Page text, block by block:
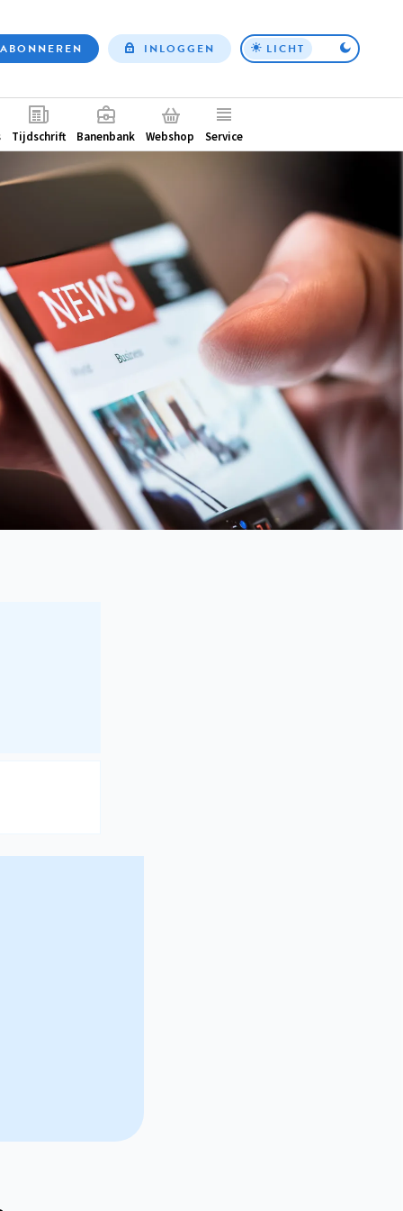
Top
ABONNEREN INLOGGEN LICHT
Tijdschrift Banenbank Webshop Service